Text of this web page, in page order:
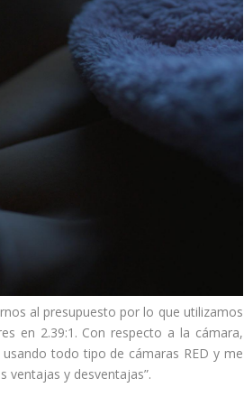
al presupuesto por lo que utilizamos
en 2.39:1. Con respecto a la cámara,
todo tipo de cámaras RED y me
ventajas y desventajas”.